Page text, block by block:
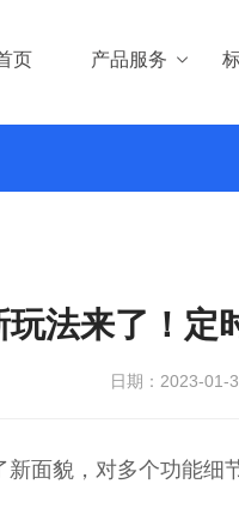
页 产品服务
玩法来了！定
日期：2023-01-
面貌，对多个功能细